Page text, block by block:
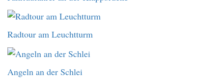
Radtour am Leuchtturm
Angeln an der Schlei